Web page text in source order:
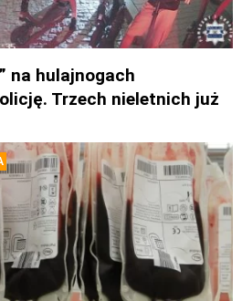
na hulajnogach
Trzech nieletnich już